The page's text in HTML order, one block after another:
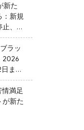
新た
：新規
、出
ラッ
2026
まで
なブ
され
満足
が新た